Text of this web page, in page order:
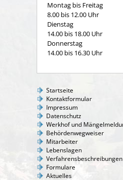
Montag bis Freitag
8.00 bis 12.00 Uhr
Dienstag
14.00 bis 18.00 Uhr
Donnerstag
14.00 bis 16.30 Uhr
Startseite
Kontaktformular
Impressum
Datenschutz
Werkhof und
Behördenwegweiser
Mitarbeiter
Lebenslagen
Verfahrensbeschreibungen
Formulare
Aktuelles